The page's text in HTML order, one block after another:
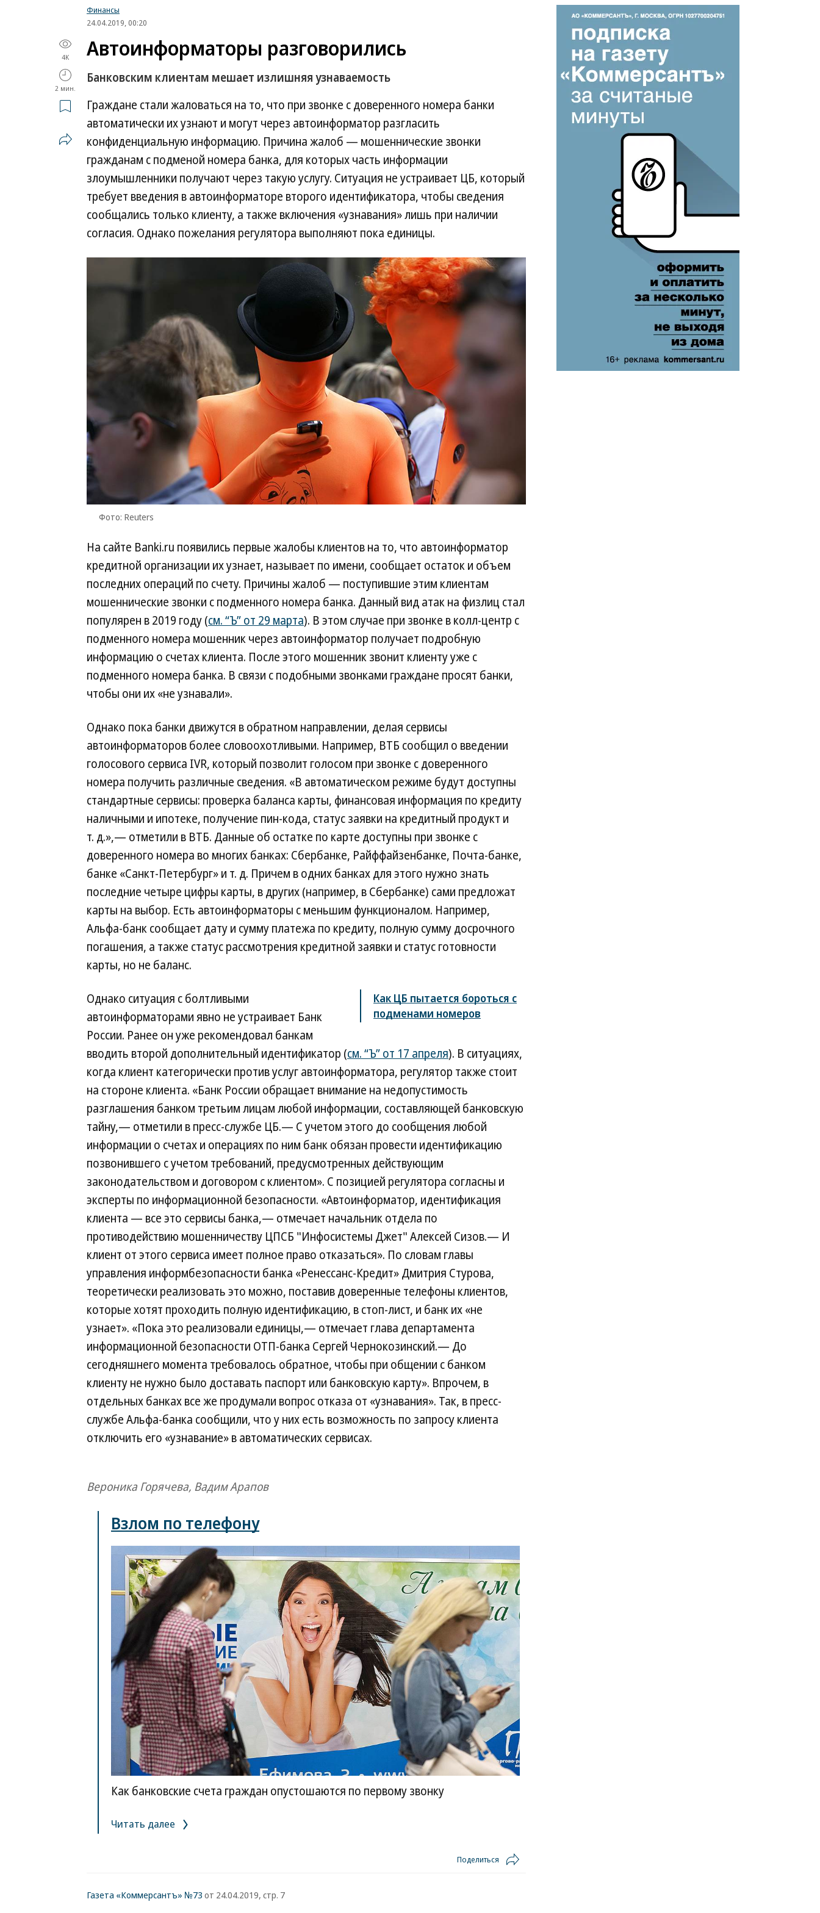
Финансы
24.04.2019, 00:20
4K
2 мин.
Автоинформаторы разговорились
Банковским клиентам мешает излишняя узнаваемость
Граждане стали жаловаться на то, что при звонке с доверенного номера банки
автоматически их узнают и могут через автоинформатор разгласить
конфиденциальную информацию. Причина жалоб — мошеннические звонки
гражданам с подменой номера банка, для которых часть информации
злоумышленники получают через такую услугу. Ситуация не устраивает ЦБ, который
требует введения в автоинформаторе второго идентификатора, чтобы сведения
сообщались только клиенту, а также включения «узнавания» лишь при наличии
согласия. Однако пожелания регулятора выполняют пока единицы.
Фото: Reuters
На сайте Banki.ru появились первые жалобы клиентов на то, что автоинформатор
кредитной организации их узнает, называет по имени, сообщает остаток и объем
последних операций по счету. Причины жалоб — поступившие этим клиентам
мошеннические звонки с подменного номера банка. Данный вид атак на физлиц стал
популярен в 2019 году (см. “Ъ” от 29 марта). В этом случае при звонке в колл-центр с
подменного номера мошенник через автоинформатор получает подробную
информацию о счетах клиента. После этого мошенник звонит клиенту уже с
подменного номера банка. В связи с подобными звонками граждане просят банки,
чтобы они их «не узнавали».
Однако пока банки движутся в обратном направлении, делая сервисы
автоинформаторов более словоохотливыми. Например, ВТБ сообщил о введении
голосового сервиса IVR, который позволит голосом при звонке с доверенного
номера получить различные сведения. «В автоматическом режиме будут доступны
стандартные сервисы: проверка баланса карты, финансовая информация по кредиту
наличными и ипотеке, получение пин-кода, статус заявки на кредитный продукт и
т. д.»,— отметили в ВТБ. Данные об остатке по карте доступны при звонке с
доверенного номера во многих банках: Сбербанке, Райффайзенбанке, Почта-банке,
банке «Санкт-Петербург» и т. д. Причем в одних банках для этого нужно знать
последние четыре цифры карты, в других (например, в Сбербанке) сами предложат
карты на выбор. Есть автоинформаторы с меньшим функционалом. Например,
Альфа-банк сообщает дату и сумму платежа по кредиту, полную сумму досрочного
погашения, а также статус рассмотрения кредитной заявки и статус готовности
карты, но не баланс.
Как ЦБ пытается бороться с
подменами номеров
Однако ситуация с болтливыми
автоинформаторами явно не устраивает Банк
России. Ранее он уже рекомендовал банкам
вводить второй дополнительный идентификатор (см. “Ъ” от 17 апреля). В ситуациях,
когда клиент категорически против услуг автоинформатора, регулятор также стоит
на стороне клиента. «Банк России обращает внимание на недопустимость
разглашения банком третьим лицам любой информации, составляющей банковскую
тайну,— отметили в пресс-службе ЦБ.— С учетом этого до сообщения любой
информации о счетах и операциях по ним банк обязан провести идентификацию
позвонившего с учетом требований, предусмотренных действующим
законодательством и договором с клиентом». С позицией регулятора согласны и
эксперты по информационной безопасности. «Автоинформатор, идентификация
клиента — все это сервисы банка,— отмечает начальник отдела по
противодействию мошенничеству ЦПСБ "Инфосистемы Джет" Алексей Сизов.— И
клиент от этого сервиса имеет полное право отказаться». По словам главы
управления информбезопасности банка «Ренессанс-Кредит» Дмитрия Стурова,
теоретически реализовать это можно, поставив доверенные телефоны клиентов,
которые хотят проходить полную идентификацию, в стоп-лист, и банк их «не
узнает». «Пока это реализовали единицы,— отмечает глава департамента
информационной безопасности ОТП-банка Сергей Чернокозинский.— До
сегодняшнего момента требовалось обратное, чтобы при общении с банком
клиенту не нужно было доставать паспорт или банковскую карту». Впрочем, в
отдельных банках все же продумали вопрос отказа от «узнавания». Так, в пресс-
службе Альфа-банка сообщили, что у них есть возможность по запросу клиента
отключить его «узнавание» в автоматических сервисах.
Вероника Горячева, Вадим Арапов
Взлом по телефону
Как банковские счета граждан опустошаются по первому звонку
Читать далее
Поделиться
Газета «Коммерсантъ» №73 от 24.04.2019, стр. 7